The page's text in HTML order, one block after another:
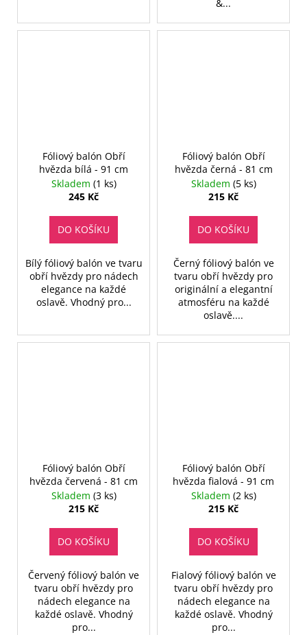
&...
Fóliový balón Obří
hvězda bílá - 91 cm
Skladem (1 ks)
245 Kč
DO KOŠÍKU
Bílý fóliový balón ve tvaru
obří hvězdy pro nádech
elegance na každé
oslavě. Vhodný pro...
Fóliový balón Obří
hvězda černá - 81 cm
Skladem (5 ks)
215 Kč
DO KOŠÍKU
Černý fóliový balón ve
tvaru obří hvězdy pro
originální a elegantní
atmosféru na každé
oslavě....
Fóliový balón Obří
hvězda červená - 81 cm
Skladem (3 ks)
215 Kč
DO KOŠÍKU
Červený fóliový balón ve
tvaru obří hvězdy pro
nádech elegance na
každé oslavě. Vhodný
pro...
Fóliový balón Obří
hvězda fialová - 91 cm
Skladem (2 ks)
215 Kč
DO KOŠÍKU
Fialový fóliový balón ve
tvaru obří hvězdy pro
nádech elegance na
každé oslavě. Vhodný
pro...